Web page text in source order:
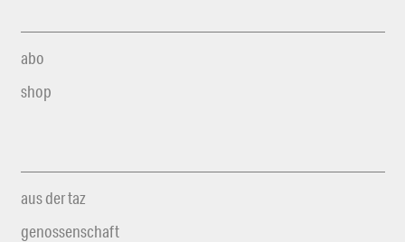
abo
shop
aus der taz
genossenschaft